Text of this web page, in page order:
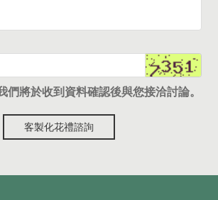
們將於收到資料確認後與您接洽討論。
客製化花禮諮詢